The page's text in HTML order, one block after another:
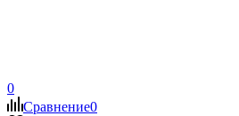
0
Сравнение0